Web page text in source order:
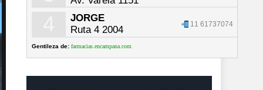
JORGE
Ruta 4 2004
11 61737074
Gentileza de: farmacias.encampana.com